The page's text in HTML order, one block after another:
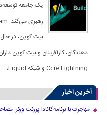
بیت کوین، در حال
دهندگان، کارآفرینان و بیت کوین
Core Lightning و شبکه Liquid،
آخرین اخبار
مهاجرت با برنامه کانادا پرزنت ورکر: